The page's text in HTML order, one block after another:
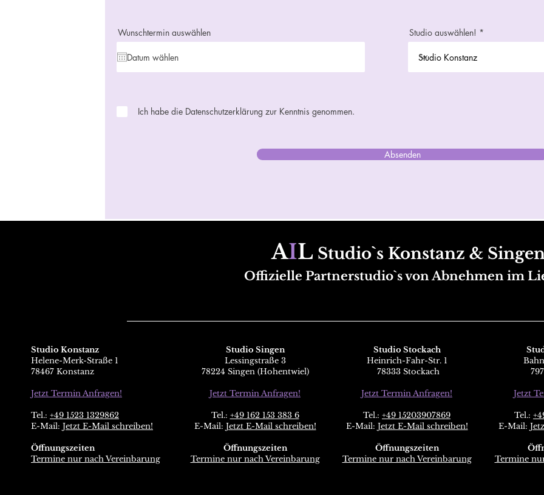
Wunschtermin auswählen Studio auswählen!
Ich habe die Datenschutzerklärung zur Kenntnis genommen.
Absenden
AIL Studio`s Konstanz &
Offizielle Partnerstudio`svonAbnehmen im
Studio Konstanz
Helene-Merk-Straße 1
78467 Konstanz
Jetzt Termin Anfragen!
Tel.: +49 1523 1329862
E-Mail: Jetzt E-Mail schreiben!
Öffnungszeiten
Termine nur nach Vereinbarung
Studio Singen
Lessingstraße 3
78224 Singen (Hohentwiel)
Jetzt Termin Anfragen!
Tel.: +49 162 153 383 6
E-Mail: Jetzt E-Mail schreiben!
Öffnungszeiten
Termine nur nach Vereinbarung
Studio Stockach
Heinrich-Fahr-Str. 1
78333 Stockach
Jetzt Termin Anfragen!
Tel.: +49 15203907869
E-Mail: Jetzt E-Mail schreiben!
Öffnungszeiten
Termine nur nach Vereinbarung
Jetzt
Tel.:
E-Mail:
Termine